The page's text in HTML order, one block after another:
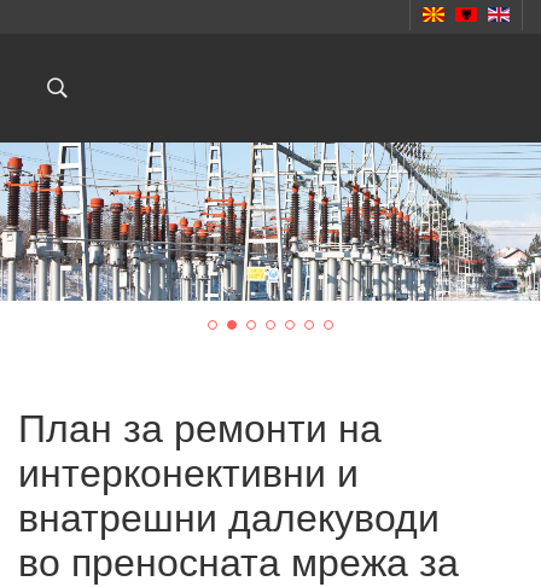
План за ремонти на
интерконективни и
внатрешни далекуводи
во преносната мрежа за